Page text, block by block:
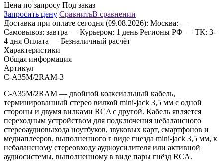
Цена по запросу Под заказ
Запросить цену СравнитьВ сравнении
Доставка при оплате сегодня (09.08.2026): Москва: —
Самовывоз: завтра — Курьером: 1 день Регионы РФ — ТК: 3-
4 дня Оплата — Безналичный расчёт
Характеристики
Общая информация
Артикул
C-A35M/2RAM-3
C-A35M/2RAM — двойной коаксиальный кабель,
терминированный стерео вилкой mini-jack 3,5 мм с одной
стороны и двумя вилками RCA с другой. Кабель является
переходным устройством для подключения небалансного
стереоаудиовыхода ноутбуков, звуковых карт, смартфонов и
медиаплееров, выполненного в виде гнезда mini-jack 3,5 мм, к
небалансному стереовходу аудиоусилителя или активной
аудиосистемы, выполненному в виде пары гнёзд RCA.